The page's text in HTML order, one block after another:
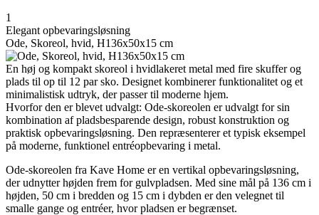
1
Elegant opbevaringsløsning
Ode, Skoreol, hvid, H136x50x15 cm
En høj og kompakt skoreol i hvidlakeret metal med fire skuffer og
plads til op til 12 par sko. Designet kombinerer funktionalitet og et
minimalistisk udtryk, der passer til moderne hjem.
Hvorfor den er blevet udvalgt: Ode-skoreolen er udvalgt for sin
kombination af pladsbesparende design, robust konstruktion og
praktisk opbevaringsløsning. Den repræsenterer et typisk eksempel
på moderne, funktionel entréopbevaring i metal.
Ode-skoreolen fra Kave Home er en vertikal opbevaringsløsning,
der udnytter højden frem for gulvpladsen. Med sine mål på 136 cm i
højden, 50 cm i bredden og 15 cm i dybden er den velegnet til
smalle gange og entréer, hvor pladsen er begrænset.